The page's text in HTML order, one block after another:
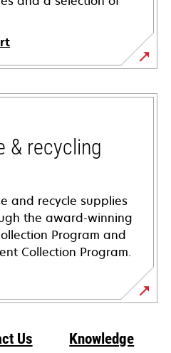
& recycling
and recycle supplies
the award-winning
Program and
Collection Program.
Us
Knowledge